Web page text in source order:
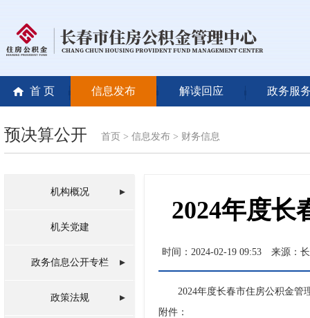
首 页 信息发布 解读回应 政务服
预决算公开 首页 > 信息发布 > 财务信息
机构概况
机关党建
政务信息公开专栏
政策法规
2024年度长
时间：2024-02-19 09:53 来源：
2024年度长春市住房公积金管
附件：